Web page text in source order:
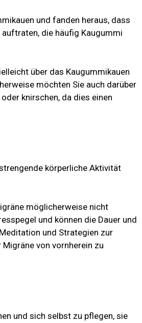
und fanden heraus, dass
die häufig Kaugummi
über das Kaugummikauen
möchten Sie auch darüber
knirschen, da dies einen
körperliche Aktivität
möglicherweise nicht
und können die Dauer und
und Strategien zur
von vornherein zu
und sich selbst zu pflegen, sie